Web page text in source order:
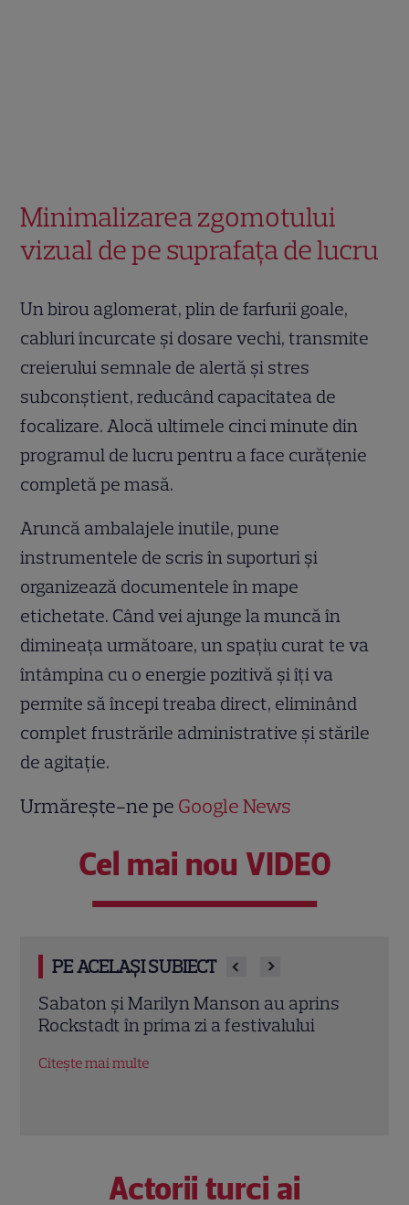
Minimalizarea zgomotului
vizual de pe suprafața de lucru
Un birou aglomerat, plin de farfurii goale,
cabluri încurcate și dosare vechi, transmite
creierului semnale de alertă și stres
subconștient, reducând capacitatea de
focalizare. Alocă ultimele cinci minute din
programul de lucru pentru a face curățenie
completă pe masă.
Aruncă ambalajele inutile, pune
instrumentele de scris în suporturi și
organizează documentele în mape
etichetate. Când vei ajunge la muncă în
dimineața următoare, un spațiu curat te va
întâmpina cu o energie pozitivă și îți va
permite să începi treaba direct, eliminând
complet frustrările administrative și stările
de agitație.
Urmărește-ne pe Google News
Cel mai nou VIDEO
PE ACELAȘI SUBIECT
De ce să citești “Soți și amanți”? O
poveste despre iubiri imposibile și
Actorii turci ai